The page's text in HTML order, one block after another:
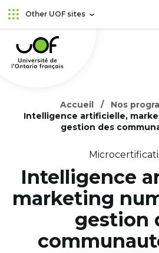
Skip
to
menu
Skip
to
Other UOF sites
Université
de
l'Ontario
Accueil
Nos
Intelligence artificielle,
gestion des
Intelligence
marketing
gestion